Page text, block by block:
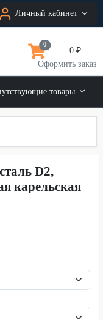
Личный кабинет
0
0 ₽
Оформить заказ
товары
D2,
карельская